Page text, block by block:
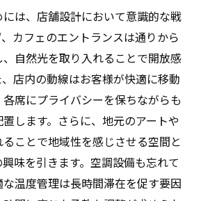
取り入れた省エネ型空調設備
での空調設備の選択と導入
選び方とその後のメンテナンス
快適さを提供するカフェ店舗設
を理解した店舗設計の実践例
を高めるためのインテリアデザ
は、店舗設計において意識的な戦
カフェのエントランスは通りから
自然光を取り入れることで開放感
店内の動線はお客様が快適に移動
席にプライバシーを保ちながらも
します。さらに、地元のアートや
ことで地域性を感じさせる空間と
味を引きます。空調設備も忘れて
温度管理は長時間滞在を促す要因